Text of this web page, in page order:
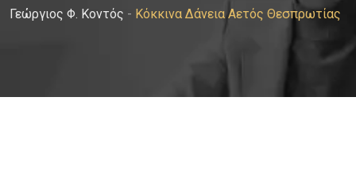
Γεώργιος Φ. Κοντός - Κόκκινα Δάνεια Αετός Θεσπρωτίας